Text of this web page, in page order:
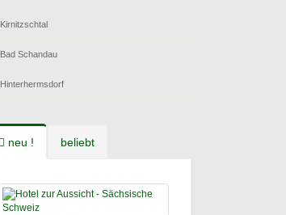
Kirnitzschtal
Bad Schandau
Hinterhermsdorf
neu ! beliebt